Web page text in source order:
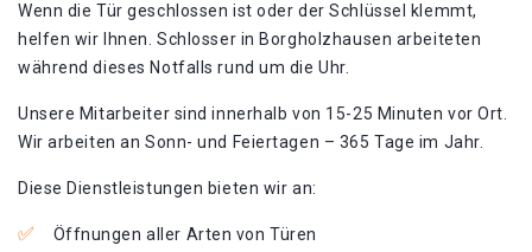
Wenn die Tür geschlossen ist oder der Schlüssel klemmt,
helfen wir Ihnen. Schlosser in Borgholzhausen arbeiteten
während dieses Notfalls rund um die Uhr.
Unsere Mitarbeiter sind innerhalb von 15-25 Minuten vor Ort.
Wir arbeiten an Sonn- und Feiertagen – 365 Tage im Jahr.
Diese Dienstleistungen bieten wir an:
Öffnungen aller Arten von Türen